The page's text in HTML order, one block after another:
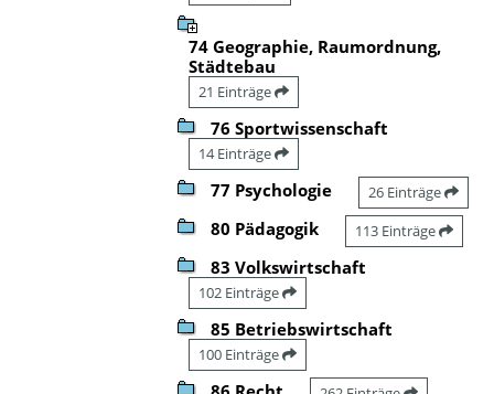
74 Geographie, Raumordnung,
Städtebau
21 Einträge
76 Sportwissenschaft
14 Einträge
77 Psychologie 26 Einträge
80 Pädagogik 113 Einträge
83 Volkswirtschaft
102 Einträge
85 Betriebswirtschaft
100 Einträge